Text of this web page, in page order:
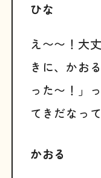
ひな
え〜〜！大
きに、かお
った〜！」
てきだなっ
かおる